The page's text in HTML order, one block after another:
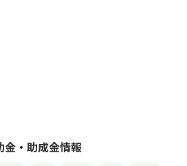
金・助成金情報